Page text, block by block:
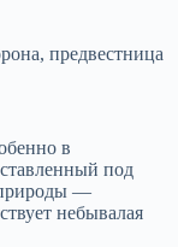
предвестница
в
под
природы —
небывалая